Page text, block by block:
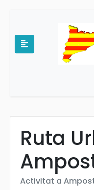
Ruta
Activitat a